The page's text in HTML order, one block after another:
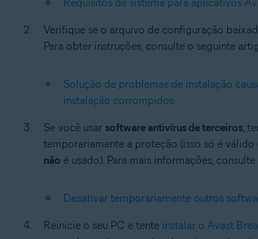
Verifique se o arquivo de configuração
Para obter instruções, consulte o seguinte
Solução de problemas de instalação
instalação corrompidos
Se você usar software antivírus de terceiros ,
temporariamente a proteção (isso só é
não é usado). Para mais informações,
Desativar temporariamente outros
Reinicie o seu PC e tente instalar o Avast